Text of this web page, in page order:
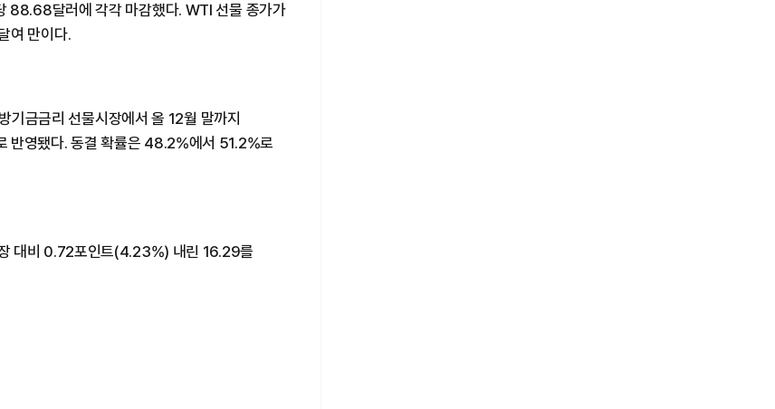
88.68달러에 각각 마감했다. WTI 선물 종가가
여 만이다.
금금리 선물시장에서 올 12월 말까지
반영됐다. 동결 확률은 48.2%에서 51.2%로
대비 0.72포인트(4.23%) 내린 16.29를